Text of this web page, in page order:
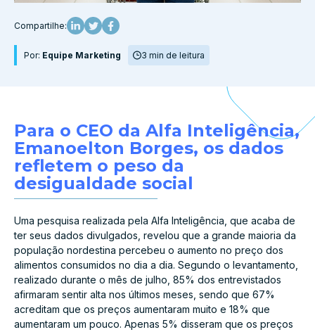
Compartilhe:
Por: Equipe Marketing 3 min de leitura
Para o CEO da Alfa Inteligência,
Emanoelton Borges, os dados
refletem o peso da
desigualdade social
Uma pesquisa realizada pela Alfa Inteligência, que acaba de
ter seus dados divulgados, revelou que a grande maioria da
população nordestina percebeu o aumento no preço dos
alimentos consumidos no dia a dia. Segundo o levantamento,
realizado durante o mês de julho, 85% dos entrevistados
afirmaram sentir alta nos últimos meses, sendo que 67%
acreditam que os preços aumentaram muito e 18% que
aumentaram um pouco. Apenas 5% disseram que os preços